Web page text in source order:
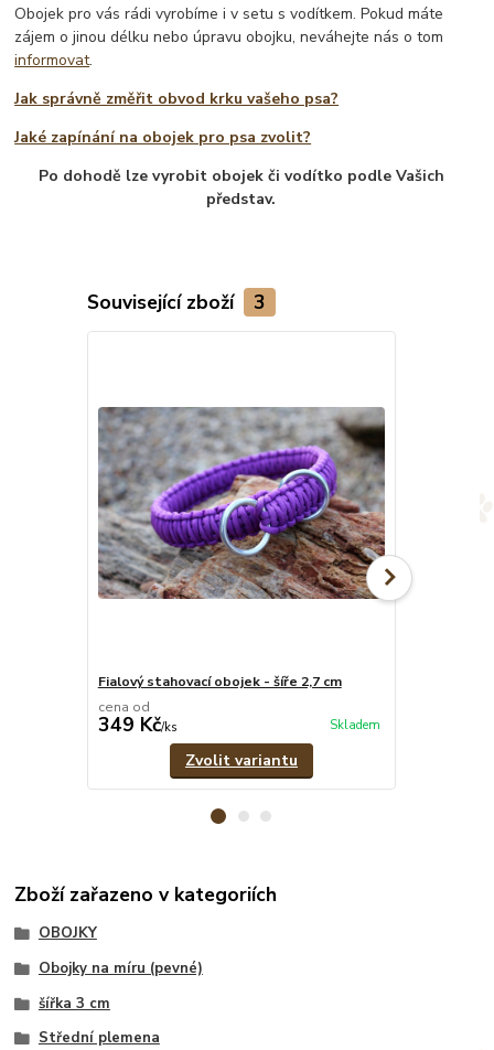
Obojek pro vás rádi vyrobíme i v setu s vodítkem. Pokud máte
zájem o jinou délku nebo úpravu obojku, neváhejte nás o tom
informovat.
Jak správně změřit obvod krku vašeho psa?
Jaké zapínání na obojek pro psa zvolit?
Po dohodě lze vyrobit obojek či vodítko podle Vašich
představ.
Související zboží 3
Fialový stahovací obojek - šíře 2,7 cm
cena od
349 Kč/ks Skladem
Zvolit variantu
Zboží zařazeno v kategoriích
OBOJKY
Obojky na míru (pevné)
šířka 3 cm
Střední plemena